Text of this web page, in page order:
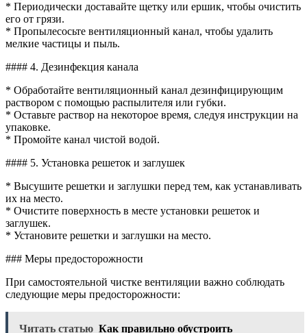
* Периодически доставайте щетку или ершик, чтобы очистить
его от грязи.
* Пропылесосьте вентиляционный канал, чтобы удалить
мелкие частицы и пыль.
#### 4. Дезинфекция канала
* Обработайте вентиляционный канал дезинфицирующим
раствором с помощью распылителя или губки.
* Оставьте раствор на некоторое время, следуя инструкции на
упаковке.
* Промойте канал чистой водой.
#### 5. Установка решеток и заглушек
* Высушите решетки и заглушки перед тем, как устанавливать
их на место.
* Очистите поверхность в месте установки решеток и
заглушек.
* Установите решетки и заглушки на место.
### Меры предосторожности
При самостоятельной чистке вентиляции важно соблюдать
следующие меры предосторожности:
Читать статью Как правильно обустроить